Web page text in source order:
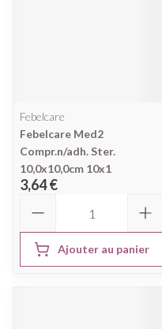
Febelcare
Febelcare Med2
Compr.n/adh. Ster.
10,0x10,0cm 10x1
3,64 €
Ajouter au panier